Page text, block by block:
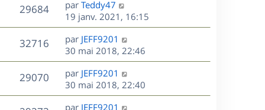
n
i
e
r
m
e
s
s
a
29684V
u
e
s
D
e
r
n
i
e
r
m
e
par Teddy47
19 janv. 2021, 16:15
32716V
u
s
D
e
r
n
i
e
par JEFF9201
30 mai 2018, 22:46
29070V
u
D
e
r
n
par JEFF9201
30 mai 2018, 22:40
D
par JEFF9201